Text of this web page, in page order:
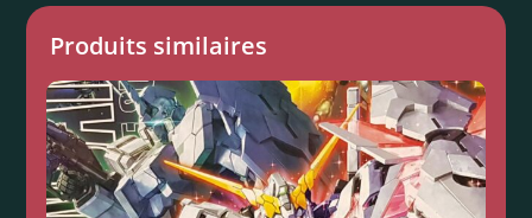
Produits similaires